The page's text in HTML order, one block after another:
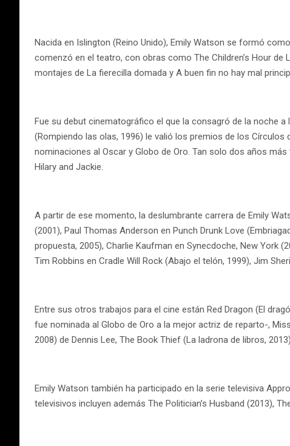
Nacida en Islington (Reino Unido), Emily Watson se formó
comenzó en el teatro, con obras como The Children’s Hour de
montajes de La fierecilla domada y A buen fin no hay mal
Fue su debut cinematográfico el que la consagró de la noche
(Rompiendo las olas, 1996) le valió los premios de los Círculos
nominaciones al Oscar y Globo de Oro. Tan solo dos años
Hilary and Jackie.
A partir de ese momento, la deslumbrante carrera de Emily
(2001), Paul Thomas Anderson en Punch Drunk Love
propuesta, 2005), Charlie Kaufman en Synecdoche, New York
Tim Robbins en Cradle Will Rock (Abajo el telón, 1999), Jim
Entre sus otros trabajos para el cine están Red Dragon (El
fue nominada al Globo de Oro a la mejor actriz de reparto-,
2008) de Dennis Lee, The Book Thief (La ladrona de libros,
Emily Watson también ha participado en la serie televisiva
televisivos incluyen además The Politician’s Husband (2013),